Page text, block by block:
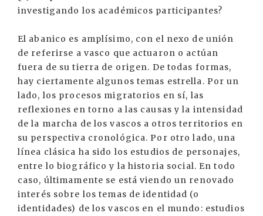
investigando los académicos participantes?
El abanico es amplísimo, con el nexo de unión
de referirse a vasco que actuaron o actúan
fuera de su tierra de origen. De todas formas,
hay ciertamente algunos temas estrella. Por un
lado, los procesos migratorios en sí, las
reflexiones en torno a las causas y la intensidad
de la marcha de los vascos a otros territorios en
su perspectiva cronológica. Por otro lado, una
línea clásica ha sido los estudios de personajes,
entre lo biográfico y la historia social. En todo
caso, últimamente se está viendo un renovado
interés sobre los temas de identidad (o
identidades) de los vascos en el mundo: estudios